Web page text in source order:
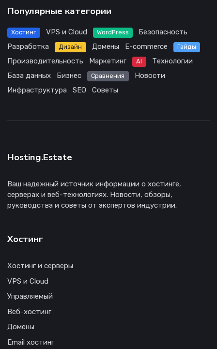
Популярные категории
Хостинг VPS и Cloud WordPress
Безопасность
Разработка
Дизайн Домены E-commerce Гайды
Производительность Маркетинг AI
Технологии
База данных
Бизнес Сравнения
Новости
Инфраструктура
SEO Советы
Hosting.Estate
Ваш надежный источник информации о хостинге,
серверах и веб-технологиях. Новости, обзоры,
руководства и советы от экспертов индустрии.
Хостинг
Хостинг и серверы
VPS и Cloud
Управляемый
Веб-хостинг
Домены
Email хостинг